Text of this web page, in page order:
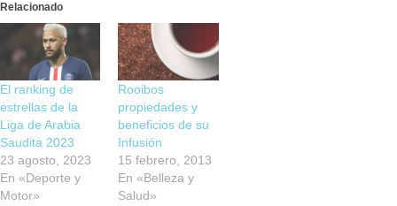
Relacionado
El ranking de
estrellas de la
Liga de Arabia
Saudita 2023
23 agosto, 2023
En «Deporte y
Motor»
Rooibos
propiedades y
beneficios de su
Infusión
15 febrero, 2013
En «Belleza y
Salud»